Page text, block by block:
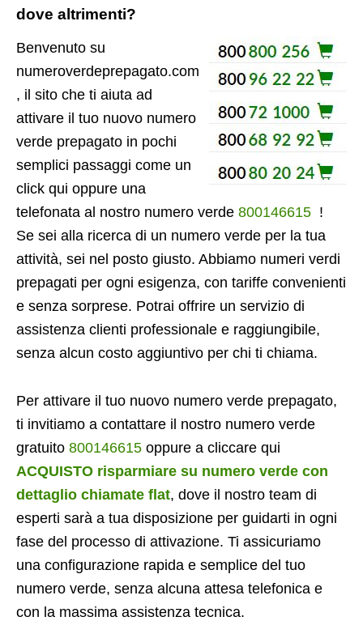
dove altrimenti?
Benvenuto su
numeroverdeprepagato.com
, il sito che ti aiuta ad
attivare il tuo nuovo numero
verde prepagato in pochi
semplici passaggi come un
click qui oppure una
telefonata al nostro numero verde 800146615 !
Se sei alla ricerca di un numero verde per la tua
attività, sei nel posto giusto. Abbiamo numeri verdi
prepagati per ogni esigenza, con tariffe convenienti
e senza sorprese. Potrai offrire un servizio di
assistenza clienti professionale e raggiungibile,
senza alcun costo aggiuntivo per chi ti chiama.
Per attivare il tuo nuovo numero verde prepagato,
ti invitiamo a contattare il nostro numero verde
gratuito 800146615 oppure a cliccare qui
ACQUISTO risparmiare su numero verde con
dettaglio chiamate flat, dove il nostro team di
esperti sarà a tua disposizione per guidarti in ogni
fase del processo di attivazione. Ti assicuriamo
una configurazione rapida e semplice del tuo
numero verde, senza alcuna attesa telefonica e
con la massima assistenza tecnica.